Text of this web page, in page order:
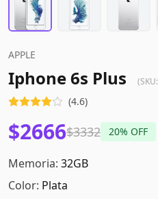
APPLE
Iphone 6s Plus (SKU:
(4.6)
$2666$3332 20% OFF
Memoria: 32GB
Color: Plata